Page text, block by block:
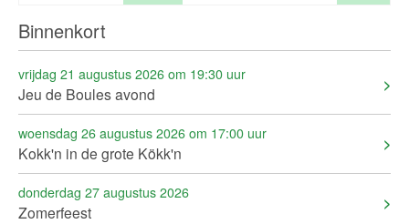
Binnenkort
vrijdag 21 augustus 2026 om 19:30 uur
Jeu de Boules avond
woensdag 26 augustus 2026 om 17:00 uur
Kokk'n in de grote Kökk'n
donderdag 27 augustus 2026
Zomerfeest